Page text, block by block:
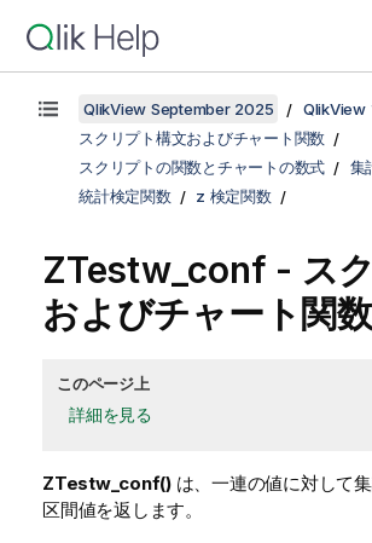
QlikView September 2025
QlikView
スクリプト構文およびチャート関数
スクリプトの関数とチャートの数式
集
統計検定関数
z 検定関数
ZTestw_conf - ス
およびチャート関数
このページ上
詳細を見る
ZTestw_conf()は、一連の値に対して
区間値を返します。